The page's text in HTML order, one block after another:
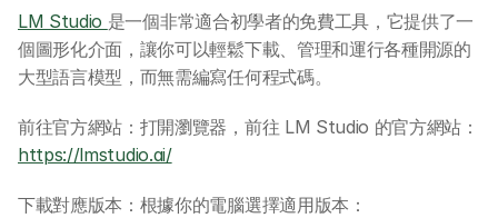
LM Studio 是一個非常適合初學者的免費工具，它提供了一
個圖形化介面，讓你可以輕鬆下載、管理和運行各種開源的
大型語言模型，而無需編寫任何程式碼。
前往官方網站：打開瀏覽器，前往 LM Studio 的官方網站：
https://lmstudio.ai/
下載對應版本：根據你的電腦選擇適用版本：